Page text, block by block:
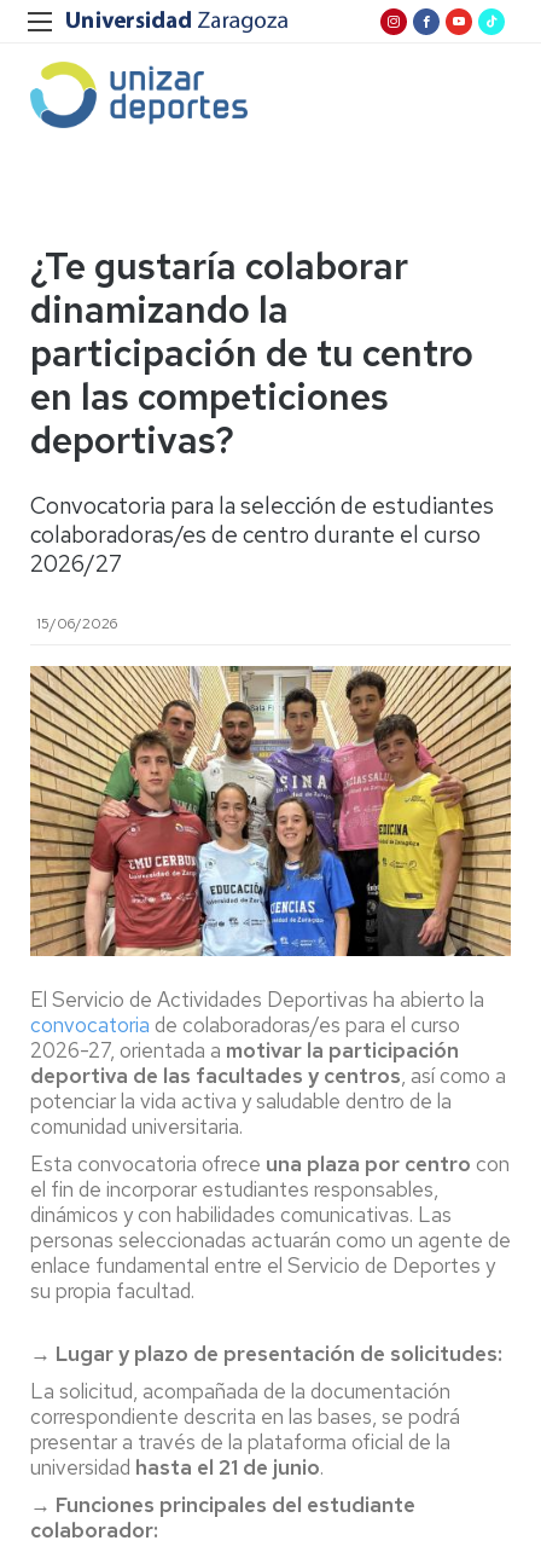
¿Te gustaría colaborar
dinamizando la
participación de tu centro
en las competiciones
deportivas?
Convocatoria para la selección de estudiantes
colaboradoras/es de centro durante el curso
2026/27
15/06/2026
El Servicio de Actividades Deportivas ha abierto la
convocatoria de colaboradoras/es para el curso
2026-27, orientada a motivar la participación
deportiva de las facultades y centros, así como a
potenciar la vida activa y saludable dentro de la
comunidad universitaria.
Esta convocatoria ofrece una plaza por centro con
el fin de incorporar estudiantes responsables,
dinámicos y con habilidades comunicativas. Las
personas seleccionadas actuarán como un agente de
enlace fundamental entre el Servicio de Deportes y
su propia facultad.
→ Lugar y plazo de presentación de solicitudes:
La solicitud, acompañada de la documentación
correspondiente descrita en las bases, se podrá
presentar a través de la plataforma oficial de la
universidad hasta el 21 de junio.
→ Funciones principales del estudiante
colaborador: